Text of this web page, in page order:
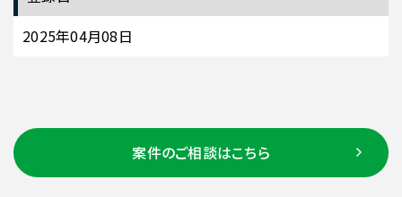
2025年04月08日
案件のご相談はこちら